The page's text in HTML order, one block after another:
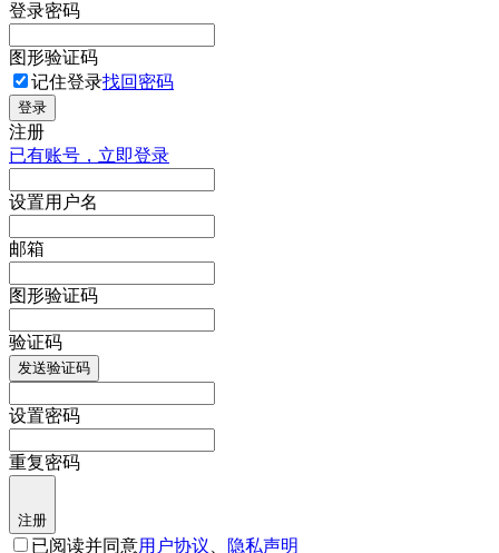
登录密码
图形验证码
记住登录找回密码
登录
注册
已有账号，立即登录
设置用户名
邮箱
图形验证码
验证码
发送验证码
设置密码
重复密码
注册
已阅读并同意用户协议 隐私声明